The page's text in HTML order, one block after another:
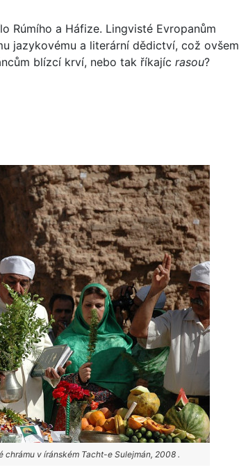
Rúmího a Háfize. Lingvisté Evropanům
jazykovému a literární dědictví, což ovšem
blízcí krví, nebo tak říkajíc rasou?
v íránském Tacht-e Sulejmán, 2008 .